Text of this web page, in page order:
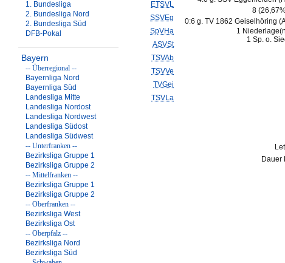
1. Bundesliga
2. Bundesliga Nord
2. Bundesliga Süd
DFB-Pokal
Bayern
-- Überregional --
Bayernliga Nord
Bayernliga Süd
Landesliga Mitte
Landesliga Nordost
Landesliga Nordwest
Landesliga Südost
Landesliga Südwest
-- Unterfranken --
Bezirksliga Gruppe 1
Bezirksliga Gruppe 2
-- Mittelfranken --
Bezirksliga Gruppe 1
Bezirksliga Gruppe 2
-- Oberfranken --
Bezirksliga West
Bezirksliga Ost
-- Oberpfalz --
Bezirksliga Nord
Bezirksliga Süd
ETSVL
SSVEg
SpVHa
ASVSt
TSVAb
TSVVe
TVGei
TSVLa
8
0:6 g. TV 1862 Geiselhöring
1
1 Sp. o.
Dauer